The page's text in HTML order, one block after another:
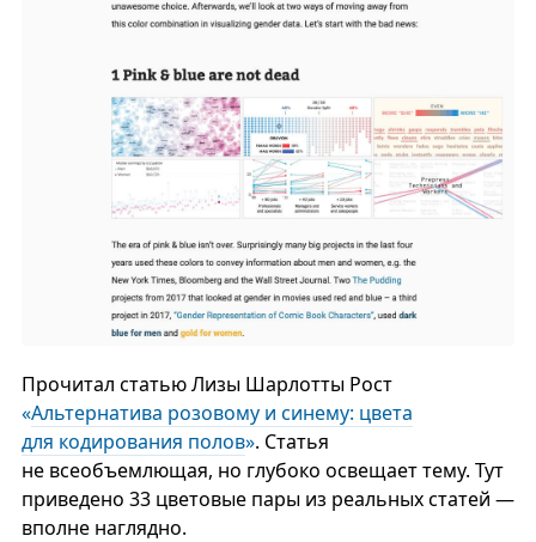
Прочитал статью Лизы Шарлотты Рост
«Альтернатива розовому и синему: цвета
для кодирования полов». Статья
не всеобъемлющая, но глубоко освещает тему. Тут
приведено 33 цветовые пары из реальных статей —
вполне наглядно.